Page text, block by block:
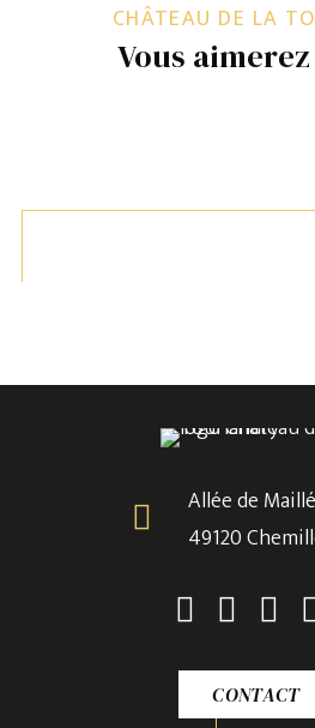
Vous
CHÂTEAU DE LA
CLUEDO® Géant
Allée de
49120
CONTACT